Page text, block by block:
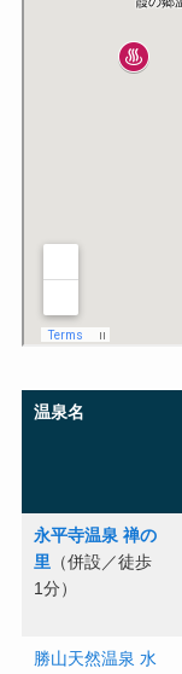
温泉名
永平寺温泉 禅の
里 （併設／徒歩
1分）
勝山天然温泉 水